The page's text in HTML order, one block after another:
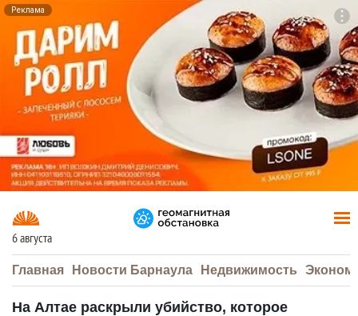
Реклама
6 августа
Главная Новости Барнаула Недвижимость
На Алтае раскрыли убийство, которое